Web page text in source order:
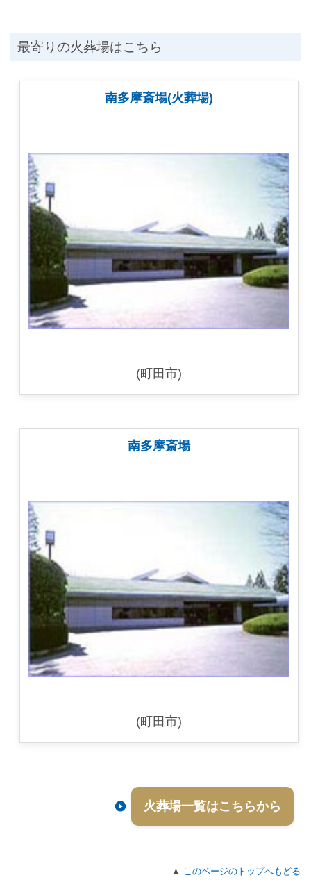
最寄りの火葬場はこちら
南多摩斎場(火葬場)
(町田市)
南多摩斎場
(町田市)
火葬場一覧はこちらから
▲ このページのトップへもどる